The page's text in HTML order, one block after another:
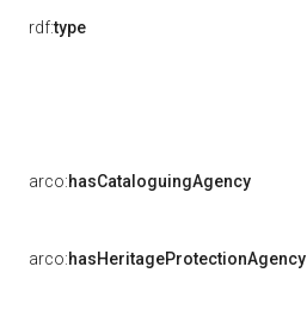
rdf:type
arco:hasCataloguingAgency
arco:hasHeritageProtectionAgency